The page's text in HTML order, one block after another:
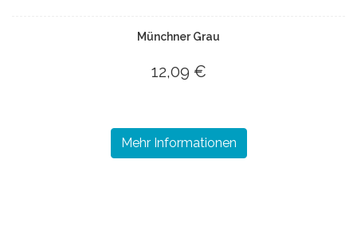
Münchner Grau
12,09 €
Mehr Informationen